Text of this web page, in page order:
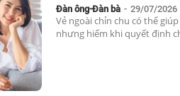
Đàn ông-Đàn bà - 29/07/2026
Vẻ ngoài chỉn chu có thể
nhưng hiếm khi quyết định